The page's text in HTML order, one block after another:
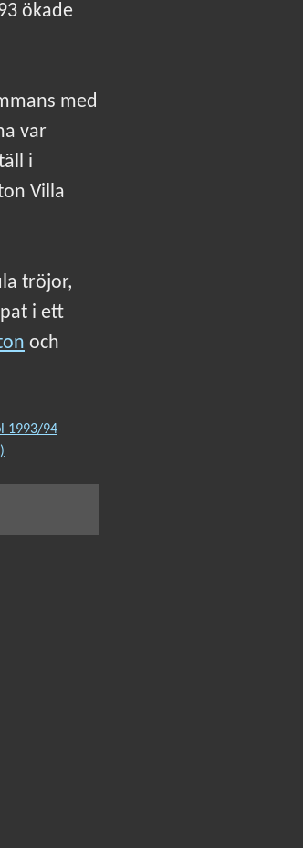
ökade
med
var
i
Villa
tröjor,
i ett
och